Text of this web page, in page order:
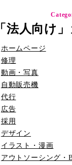
「法人向け
ホームページ
修理
動画・写真
自動販売機
代行
広告
採用
デザイン
イラスト・漫画
アウトソーシング・